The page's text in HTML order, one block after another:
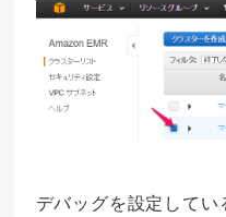
デバッグを設定して